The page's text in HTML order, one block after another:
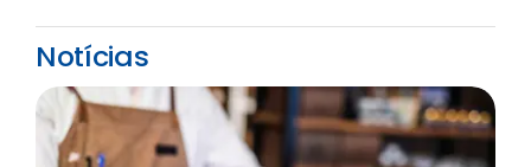
Notícias